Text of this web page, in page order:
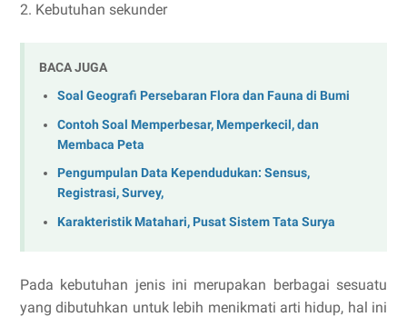
2. Kebutuhan sekunder
BACA JUGA
Soal Geografi Persebaran Flora dan Fauna di Bumi
Contoh Soal Memperbesar, Memperkecil, dan
Membaca Peta
Pengumpulan Data Kependudukan: Sensus,
Registrasi, Survey,
Karakteristik Matahari, Pusat Sistem Tata Surya
Pada kebutuhan jenis ini merupakan berbagai sesuatu
yang dibutuhkan untuk lebih menikmati arti hidup, hal ini